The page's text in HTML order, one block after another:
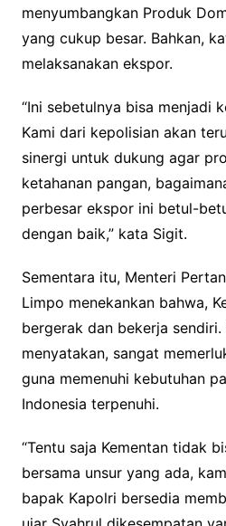
menyumbangkan Produk
yang cukup besar. Bahkan,
melaksanakan ekspor.
“Ini sebetulnya bisa menjadi
Kami dari kepolisian akan
sinergi untuk dukung agar
ketahanan pangan,
perbesar ekspor ini betul-
dengan baik,” kata Sigit.
Sementara itu, Menteri
Limpo menekankan bahwa,
bergerak dan bekerja sendiri.
menyatakan, sangat
guna memenuhi kebutuhan
Indonesia terpenuhi.
“Tentu saja Kementan tidak
bersama unsur yang ada,
bapak Kapolri bersedia